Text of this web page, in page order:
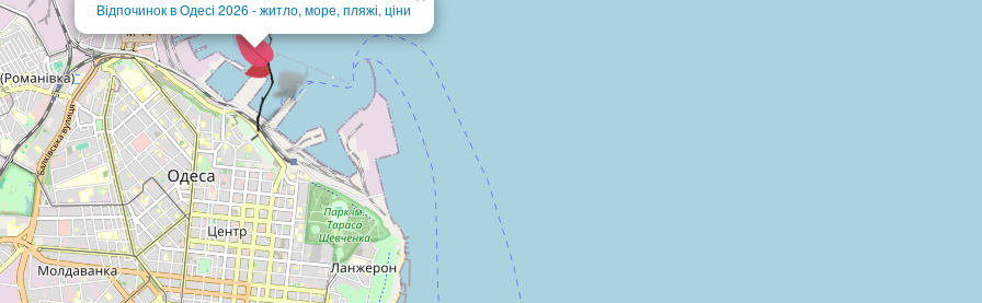
Відпочинок в Одесі 2026 - житло, море, пляжі, ціни